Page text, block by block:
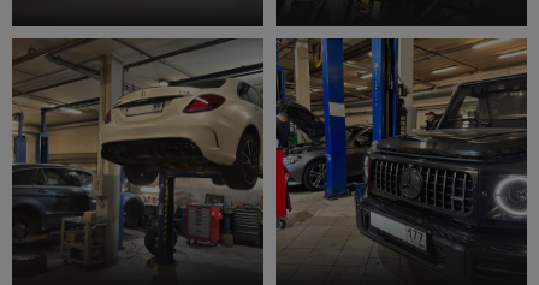
Автомойка Mercedes Benz Замена масла ДВС